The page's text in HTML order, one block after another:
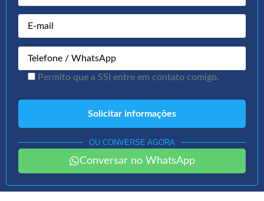
Permito que a SSI entre em contato comigo.
OU CONVERSE AGORA
Conversar no WhatsApp